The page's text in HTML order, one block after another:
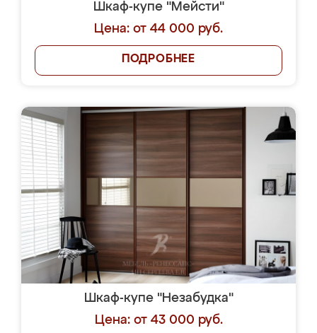
Шкаф-купе "Мейсти"
Цена: от 44 000 руб.
ПОДРОБНЕЕ
Шкаф-купе "Незабудка"
Цена: от 43 000 руб.